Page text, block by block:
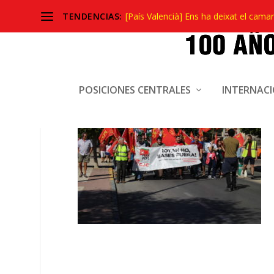
TENDENCIAS: [País Valencià] Ens ha deixat el
POSICIONES CENTRALES